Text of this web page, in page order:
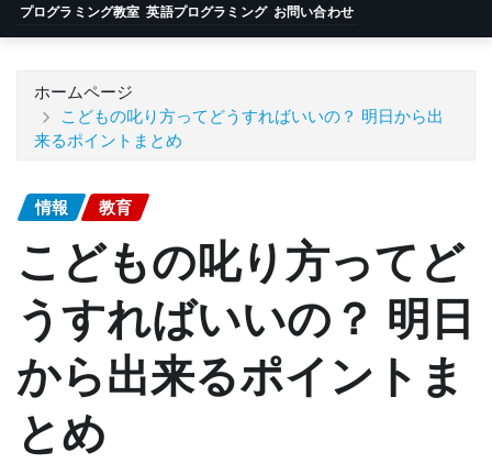
プ
プログラミング教室 英語プログラミング お問い合わせ
ホームページ
こどもの叱り方ってどうすればいいの？ 明日から出
来るポイントまとめ
情報 教育
こどもの叱り方ってど
うすればいいの？ 明日
から出来るポイントま
とめ